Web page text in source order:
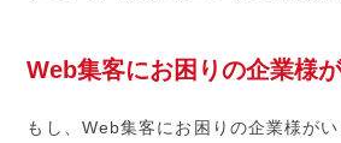
Web集客にお困りの企業様
もし、Web集客にお困りの企業様が